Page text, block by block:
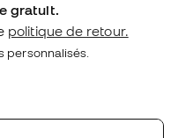
gratuit.
politique de retour.
personnalisés.